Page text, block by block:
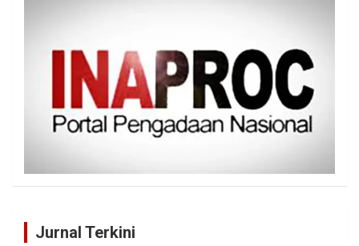
Jurnal Terkini